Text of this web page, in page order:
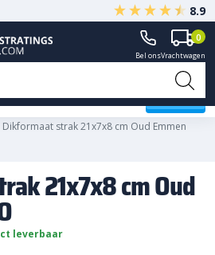
Gegarandeerd A-kwaliteit
8.9
Bel onsVrachtwagen
0
Dikformaat strak 21x7x8 cm Oud Emmen
21x7x8 cm Oud
leverbaar
21x7x8 cm Oud